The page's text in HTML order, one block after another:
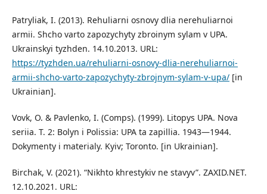
Patryliak, I. (2013). Rehuliarni osnovy dlia nerehuliarnoi
armii. Shcho varto zapozychyty zbroinym sylam v UPA.
Ukrainskyi tyzhden. 14.10.2013. URL:
https://tyzhden.ua/rehuliarni-osnovy-dlia-nerehuliarnoi-
armii-shcho-varto-zapozychyty-zbrojnym-sylam-v-upa/[in
Ukrainian].
Vovk, O. & Pavlenko, I. (Comps). (1999). Litopys UPA. Nova
seriia. T. 2: Bolyn i Polissia: UPA ta zapillia. 1943—1944.
Dokymenty i materialy. Kyiv; Toronto. [in Ukrainian].
Birchak, V. (2021). “Nikhto khrestykiv ne stavyv”. ZAXID.NET.
12.10.2021. URL: